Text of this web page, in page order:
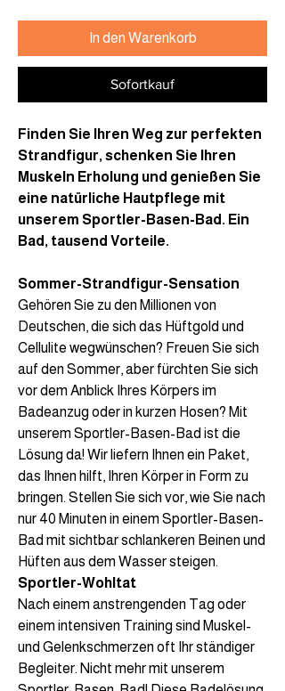
In den Warenkorb
Sofortkauf
Finden Sie Ihren Weg zur perfekten
Strandfigur, schenken Sie Ihren
Muskeln Erholung und genießen Sie
eine natürliche Hautpflege mit
unserem Sportler-Basen-Bad. Ein
Bad, tausend Vorteile.
Sommer-Strandfigur-Sensation
Gehören Sie zu den Millionen von
Deutschen, die sich das Hüftgold und
Cellulite wegwünschen? Freuen Sie sich
auf den Sommer, aber fürchten Sie sich
vor dem Anblick Ihres Körpers im
Badeanzug oder in kurzen Hosen? Mit
unserem Sportler-Basen-Bad ist die
Lösung da! Wir liefern Ihnen ein Paket,
das Ihnen hilft, Ihren Körper in Form zu
bringen. Stellen Sie sich vor, wie Sie nach
nur 40 Minuten in einem Sportler-Basen-
Bad mit sichtbar schlankeren Beinen und
Hüften aus dem Wasser steigen.
Sportler-Wohltat
Nach einem anstrengenden Tag oder
einem intensiven Training sind Muskel-
und Gelenkschmerzen oft Ihr ständiger
Begleiter. Nicht mehr mit unserem